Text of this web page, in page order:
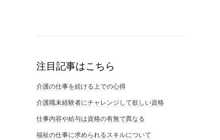
注目記事はこちら
介護の仕事を続ける上での心得
介護職未経験者にチャレンジして欲しい資格
仕事内容や給与は資格の有無で異なる
福祉の仕事に求められるスキルについて